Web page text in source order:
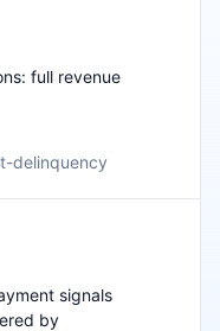
full revenue
delinquency
signals
by